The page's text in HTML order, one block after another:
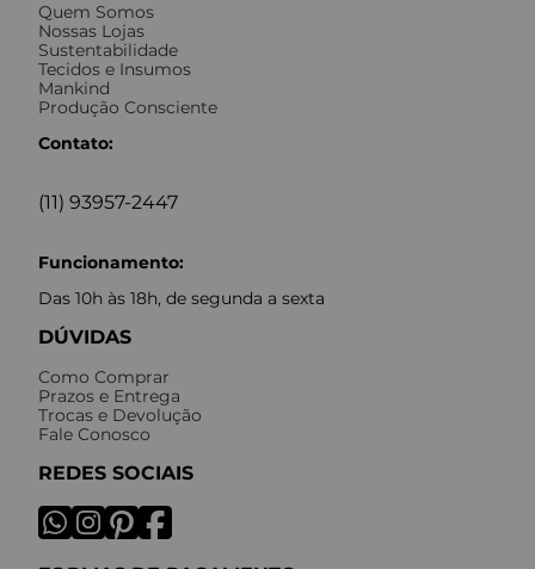
Quem Somos
Nossas Lojas
Sustentabilidade
Tecidos e Insumos
Mankind
Produção Consciente
Contato:
(11) 93957-2447
Funcionamento:
Das 10h às 18h, de segunda a sexta
DÚVIDAS
Como Comprar
Prazos e Entrega
Trocas e Devolução
Fale Conosco
REDES SOCIAIS